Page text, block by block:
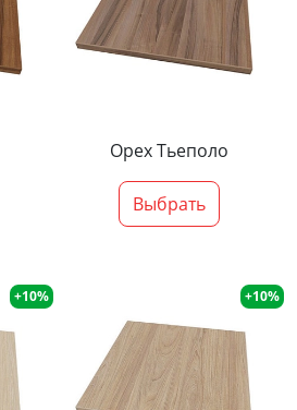
Орех Тьеполо
Выбрать
+10% +10%